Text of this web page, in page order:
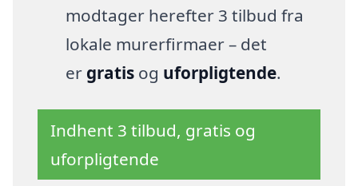
modtager herefter 3 tilbud fra
lokale murerfirmaer – det
er gratisog uforpligtende.
Indhent 3 tilbud, gratis og
uforpligtende